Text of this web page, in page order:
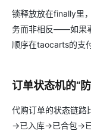
锁释放放在finally里
务而非相反——如果
顺序在taocarts的支
订单状态机的“
代购订单的状态链
→已入库→已合包→